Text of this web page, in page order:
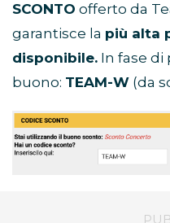
SCONTO offerto da
garantisce la più alta
disponibile. In fase di
buono: TEAM-W (da